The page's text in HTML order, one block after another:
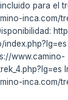
para el
inca.com/
www.camino-
inca.com/